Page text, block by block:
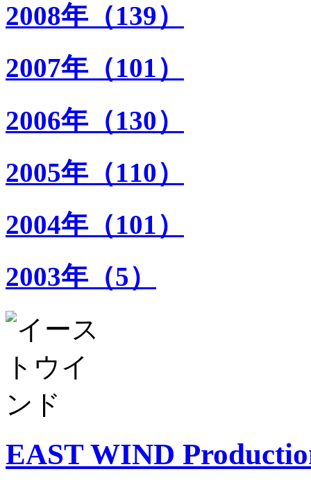
2008年（139）
2007年（101）
2006年（130）
2005年（110）
2004年（101）
2003年（5）
EAST WIND